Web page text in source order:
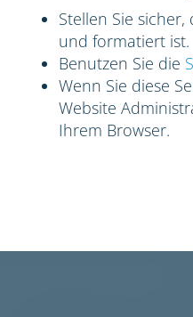
Stellen Sie
und formatiert ist.
Benutzen Sie die
Wenn Sie diese
Website
Ihrem Browser.